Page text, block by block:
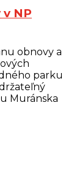
NP
obnovy a
parku
Muránska